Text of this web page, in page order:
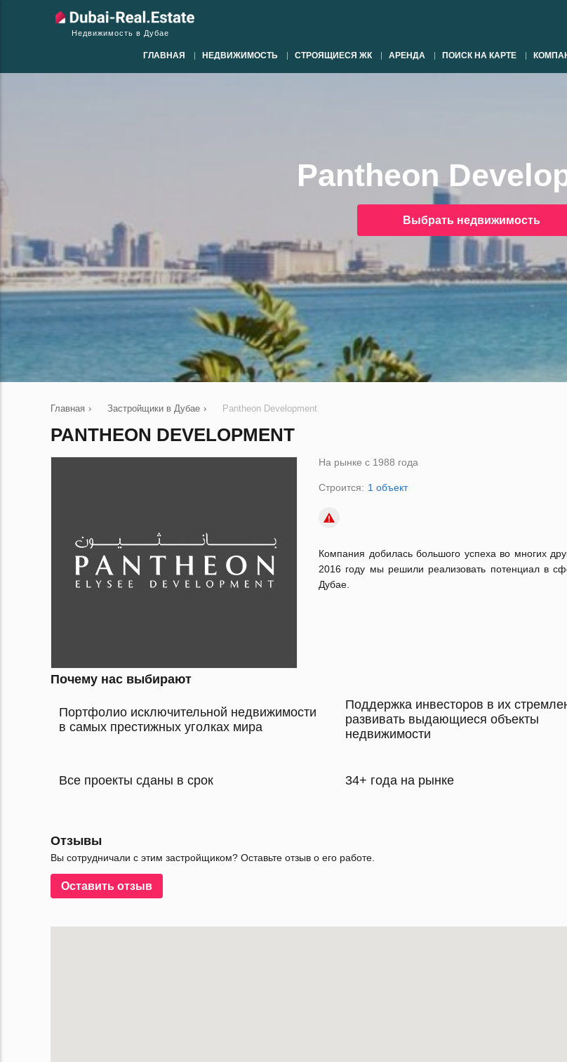
Недвижимость в Дубае
ГЛАВНАЯ НЕДВИЖИМОСТЬ СТРОЯЩИЕСЯ ЖК АРЕНДА ПОИСК НА КАРТЕ
Pantheon
Выбрать недвижимость
Главная › Застройщики в Дубае › Pantheon Development
PANTHEON DEVELOPMENT
На рынке с 1988 года
Строится: 1 объект
Компания добилась большого успеха во многих
2016 году мы решили реализовать потенциал в
Дубае.
Почему нас выбирают
Портфолио исключительной недвижимости
в самых престижных уголках мира
Поддержка инвесторов в их
развивать выдающиеся объекты
недвижимости
Все проекты сданы в срок 34+ года на рынке
Отзывы
Вы сотрудничали с этим застройщиком? Оставьте отзыв о его работе.
Оставить отзыв